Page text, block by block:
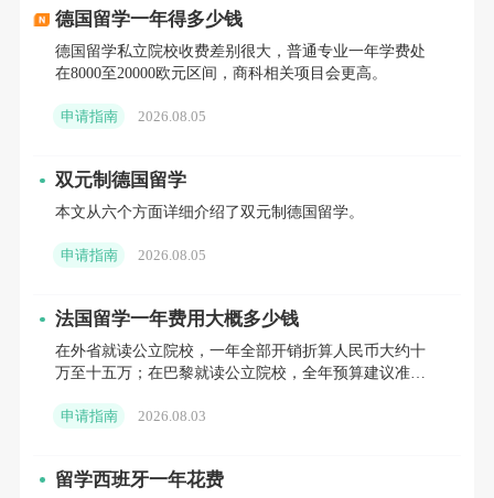
书。
德国大使馆认可符合欧洲语言测试协会标准的语言
证书，建议提交歌德学院、欧洲语言证书有限公司、奥
德国本科留学签证办理虽有挑战，但只要明确签证
类型，按要求准备材料，合理安排时间，就能顺利拿到
感兴趣或想了解更多相关信息，欢迎随时联系新东方欧
亚教育的留学老师进行咨询。
您的位置：首页
德国留学一年得多少钱
德国留学私立院校收费差别很大，普通专业一年学费处
在8000至20000欧元区间，商科相关项目会更高。
申请指南 2026.08.05
双元制德国留学
本文从六个方面详细介绍了双元制德国留学。
申请指南 2026.08.05
法国留学一年费用大概多少钱
在外省就读公立院校，一年全部开销折算人民币大约十
万至十五万；在巴黎就读公立院校，全年预算建议准备
异，一年总支出普
申请指南 2026.08.03
留学西班牙一年花费